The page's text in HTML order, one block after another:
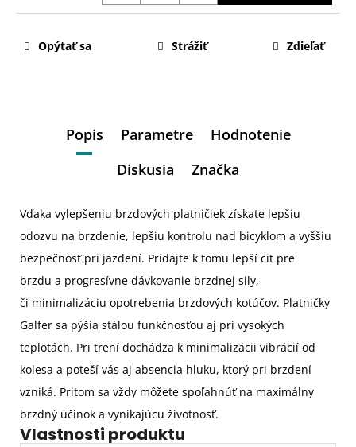
Opýtať sa Strážiť Zdieľať
Popis Parametre
Hodnotenie
Diskusia
Značka
Vďaka vylepšeniu brzdových platničiek získate lepšiu
odozvu na brzdenie, lepšiu kontrolu nad bicyklom a vyššiu
bezpečnosť pri jazdení. Pridajte k tomu lepší cit pre
brzdu a progresívne dávkovanie brzdnej sily,
či minimalizáciu opotrebenia brzdových kotúčov. Platničky
Galfer sa pýšia stálou funkčnosťou aj pri vysokých
teplotách. Pri trení dochádza k minimalizácii vibrácií od
kolesa a poteší vás aj absencia hluku, ktorý pri brzdení
vzniká. Pritom sa vždy môžete spoľahnúť na maximálny
brzdný účinok a vynikajúcu životnosť.
Vlastnosti produktu